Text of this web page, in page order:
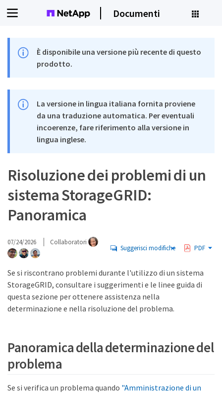
Documenti
È disponibile una versione più recente di questo
prodotto.
La versione in lingua italiana fornita proviene
da una traduzione automatica. Per eventuali
incoerenze, fare riferimento alla versione in
lingua inglese.
Risoluzione dei problemi di un
sistema StorageGRID:
Panoramica
07/24/2026 Collaboratori
Suggerisci modifiche PDF
Se si riscontrano problemi durante l'utilizzo di un sistema
StorageGRID, consultare i suggerimenti e le linee guida di
questa sezione per ottenere assistenza nella
determinazione e nella risoluzione del problema.
Panoramica della determinazione del
problema
Se si verifica un problema quando "Amministrazione di un